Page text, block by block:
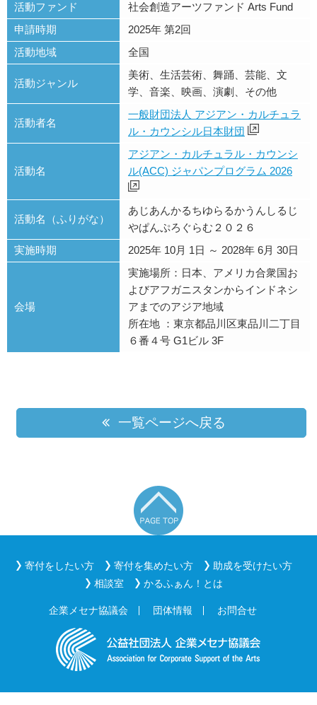
活動ファンド
社会創造アーツファンド Arts Fund
申請時期
2025年 第2回
活動地域
全国
活動ジャンル
美術、生活芸術、舞踊、芸能、文
学、音楽、映画、演劇、その他
活動者名
一般財団法人 アジアン・カルチュラ
ル・カウンシル日本財団
活動名
アジアン・カルチュラル・カウンシ
ル(ACC) ジャパンプログラム 2026
活動名（ふりがな）
あじあんかるちゆらるかうんしるじ
やぱんぷろぐらむ２０２６
実施時期
2025年 10月 1日 ～ 2028年 6月 30日
会場
実施場所：日本、アメリカ合衆国お
よびアフガニスタンからインドネシ
アまでのアジア地域
所在地 ：東京都品川区東品川二丁目
６番４号 G1ビル 3F
一覧ページへ戻る
寄付をしたい方 寄付を集めたい方
助成を受けたい方
相談室
かるふぁん！とは
企業メセナ協議会 団体情報 お問合せ